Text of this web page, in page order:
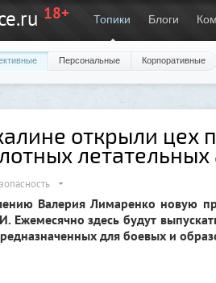
18+ Топики Блоги
Персональные Корпоративные
открыли цех
Валерия Лимаренко новую
Ежемесячно здесь будут
для боевых и